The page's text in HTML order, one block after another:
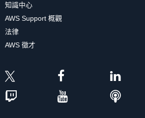
知識中心
AWS Support 概觀
法律
AWS 徵才